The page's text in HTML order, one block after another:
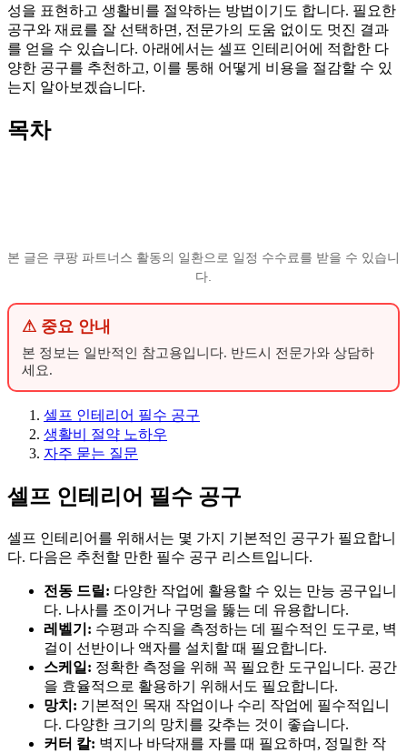
성을 표현하고 생활비를 절약하는 방법이기도 합니다. 필요한
공구와 재료를 잘 선택하면, 전문가의 도움 없이도 멋진 결과
를 얻을 수 있습니다. 아래에서는 셀프 인테리어에 적합한 다
양한 공구를 추천하고, 이를 통해 어떻게 비용을 절감할 수 있
는지 알아보겠습니다.
목차
본 글은 쿠팡 파트너스 활동의 일환으로 일정 수수료를 받을 수 있습니
다.
⚠ 중요 안내
본 정보는 일반적인 참고용입니다. 반드시 전문가와 상담하
세요.
셀프 인테리어 필수 공구
생활비 절약 노하우
자주 묻는 질문
셀프 인테리어 필수 공구
셀프 인테리어를 위해서는 몇 가지 기본적인 공구가 필요합니
다. 다음은 추천할 만한 필수 공구 리스트입니다.
전동 드릴: 다양한 작업에 활용할 수 있는 만능 공구입니
다. 나사를 조이거나 구멍을 뚫는 데 유용합니다.
레벨기: 수평과 수직을 측정하는 데 필수적인 도구로, 벽
걸이 선반이나 액자를 설치할 때 필요합니다.
스케일: 정확한 측정을 위해 꼭 필요한 도구입니다. 공간
을 효율적으로 활용하기 위해서도 필요합니다.
망치: 기본적인 목재 작업이나 수리 작업에 필수적입니
다. 다양한 크기의 망치를 갖추는 것이 좋습니다.
커터 칼: 벽지나 바닥재를 자를 때 필요하며, 정밀한 작